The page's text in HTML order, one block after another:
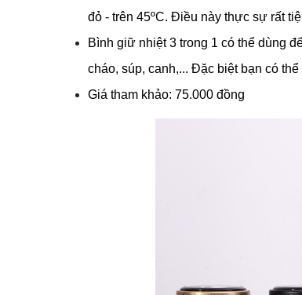
đỏ - trên 45ºC. Điều này thực sự rất
Bình giữ nhiệt 3 trong 1 có thể dùng
cháo, súp, canh,... Đặc biệt bạn có thể
Giá tham khảo: 75.000 đồng